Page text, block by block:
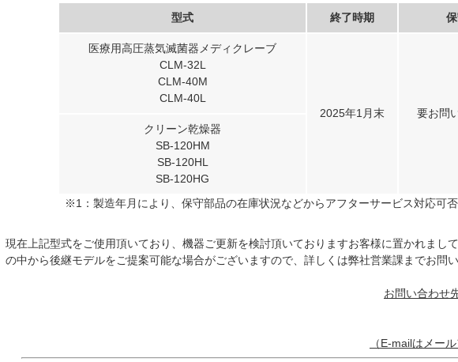
型式 終了時期
医療用高圧蒸気滅菌器メディクレーブ
CLM-32L
CLM-40M
CLM-40L
2025年1月末
要お問
クリーン乾燥器
SB-120HM
SB-120HL
SB-120HG
※1：製造年月により、保守部品の在庫状況などからアフターサービス対応可否
現在上記型式をご使用頂いており、機器ご更新を検討頂いておりますお客様に置かれまし
の中から後継モデルをご提案可能な場合がございますので、詳しくは弊社営業課までお問い
お問い合わせ
（E-mailは メー